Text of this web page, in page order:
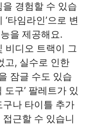
경험할 수 있습
타임라인’으로 변
을 제공해요.
비디오 트랙이 그
고, 실수로 인한
잠글 수도 있습
도구’ 팔레트가 있
나 타이틀 추가
근할 수 있습니